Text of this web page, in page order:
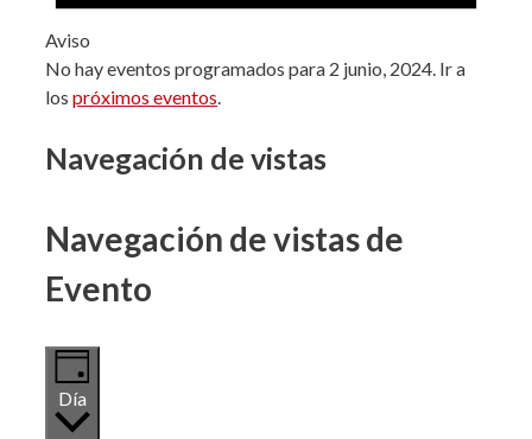
Aviso
No hay eventos programados para 2 junio, 2024. Ir a
los próximos eventos.
Navegación de vistas
Navegación de vistas de
Evento
Día